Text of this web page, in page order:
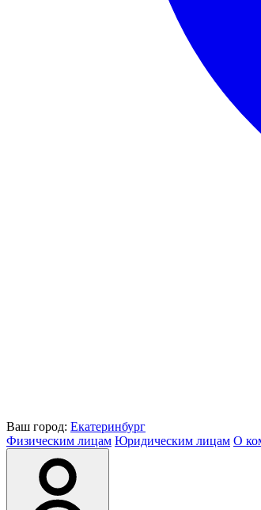
Ваш город: Екатеринбург
Физическим лицам Юридическим лицам О